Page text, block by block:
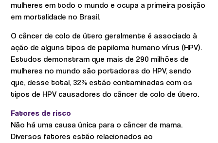
mulheres em todo o mundo e ocupa a primeira posição
em mortalidade no Brasil.
O câncer de colo de útero geralmente é associado à
ação de alguns tipos de papiloma humano vírus (HPV).
Estudos demonstram que mais de 290 milhões de
mulheres no mundo são portadoras do HPV, sendo
que, desse total, 32% estão contaminadas com os
tipos de HPV causadores do câncer de colo de útero.
Fatores de risco
Não há uma causa única para o câncer de mama.
Diversos fatores estão relacionados ao